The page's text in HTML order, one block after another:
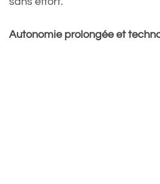
Autonomie prolongée et